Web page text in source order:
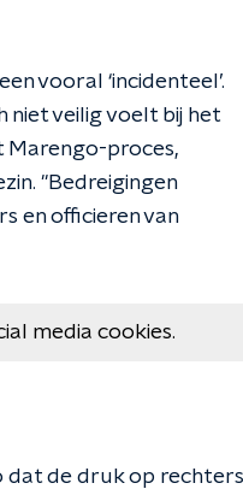
vooral ‘incidenteel’.
niet veilig voelt bij het
Marengo-proces,
''Bedreigingen
en officieren van
media cookies.
dat de druk op rechters